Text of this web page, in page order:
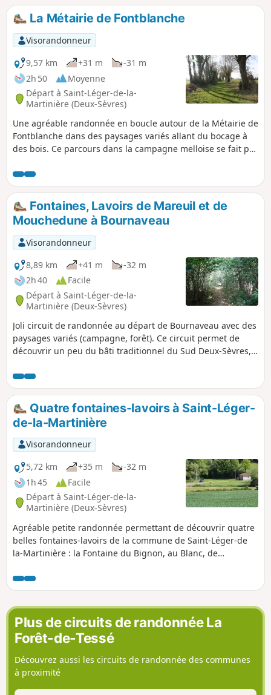
rivière la Légère.
La Métairie de Fontblanche
Visorandonneur
9,57 km
+31 m
-31 m
2h 50
Moyenne
Départ à Saint-Léger-de-la-
Martinière (Deux-Sèvres)
Une agréable randonnée en boucle autour de la Métairie de
Fontblanche dans des paysages variés allant du bocage à
des bois. Ce parcours dans la campagne melloise se fait par
peut même permettre d'y voir des chevreuils ou des lièvres.
Fontaines, Lavoirs de Mareuil et de
Mouchedune à Bournaveau
Visorandonneur
8,89 km
+41 m
-32 m
2h 40
Facile
Départ à Saint-Léger-de-la-
Martinière (Deux-Sèvres)
Joli circuit de randonnée au départ de Bournaveau avec des
paysages variés (campagne, forêt). Ce circuit permet de
découvrir un peu du bâti traditionnel du Sud Deux-Sèvres,
anciens lavoirs aux fontaines de Mareuil et de
Mouchedune.
Quatre fontaines-lavoirs à Saint-Léger-
de-la-Martinière
Visorandonneur
5,72 km
+35 m
-32 m
1h 45
Facile
Départ à Saint-Léger-de-la-
Martinière (Deux-Sèvres)
Agréable petite randonnée permettant de découvrir quatre
belles fontaines-lavoirs de la commune de Saint-Léger-de
la-Martinière : la Fontaine du Bignon, au Blanc, de
Plus de circuits de randonnée La
Forêt-de-Tessé
Découvrez aussi les circuits de randonnée des communes
à proximité